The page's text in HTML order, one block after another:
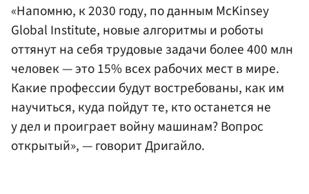
«Напомню, к 2030 году, по данным McKinsey
Global Institute, новые алгоритмы и роботы
оттянут на себя трудовые задачи более 400 млн
человек — это 15% всех рабочих мест в мире.
Какие профессии будут востребованы, как им
научиться, куда пойдут те, кто останется не
у дел и проиграет войну машинам? Вопрос
открытый», — говорит Дригайло.